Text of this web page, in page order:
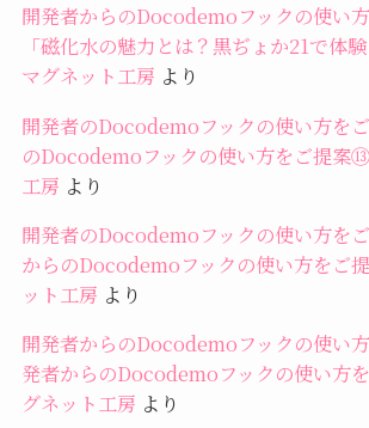
開発者からのDocodemoフックの使い
「磁化水の魅力とは？黒ぢょか21で体
マグネット工房 より
開発者のDocodemoフックの使い方を
のDocodemoフックの使い方をご提案
工房 より
開発者のDocodemoフックの使い方を
からのDocodemoフックの使い方をご
ット工房 より
開発者からのDocodemoフックの使い
発者からのDocodemoフックの使い方
グネット工房 より